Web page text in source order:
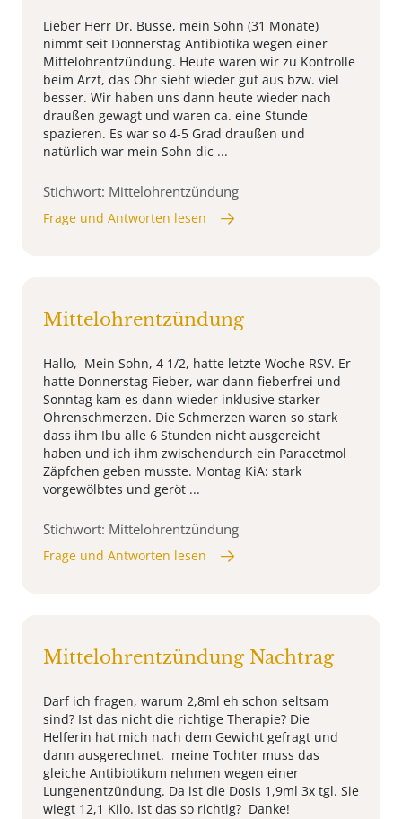
Lieber Herr Dr. Busse, mein Sohn (31 Monate)
nimmt seit Donnerstag Antibiotika wegen einer
Mittelohrentzündung. Heute waren wir zu Kontrolle
beim Arzt, das Ohr sieht wieder gut aus bzw. viel
besser. Wir haben uns dann heute wieder nach
draußen gewagt und waren ca. eine Stunde
spazieren. Es war so 4-5 Grad draußen und
natürlich war mein Sohn dic ...
Stichwort: Mittelohrentzündung
Frage und Antworten lesen
Mittelohrentzündung
Hallo, Mein Sohn, 4 1/2, hatte letzte Woche RSV. Er
hatte Donnerstag Fieber, war dann fieberfrei und
Sonntag kam es dann wieder inklusive starker
Ohrenschmerzen. Die Schmerzen waren so stark
dass ihm Ibu alle 6 Stunden nicht ausgereicht
haben und ich ihm zwischendurch ein Paracetmol
Zäpfchen geben musste. Montag KiA: stark
vorgewölbtes und geröt ...
Stichwort: Mittelohrentzündung
Frage und Antworten lesen
Mittelohrentzündung Nachtrag
Darf ich fragen, warum 2,8ml eh schon seltsam
sind? Ist das nicht die richtige Therapie? Die
Helferin hat mich nach dem Gewicht gefragt und
dann ausgerechnet. meine Tochter muss das
gleiche Antibiotikum nehmen wegen einer
Lungenentzündung. Da ist die Dosis 1,9ml 3x tgl. Sie
wiegt 12,1 Kilo. Ist das so richtig? Danke!